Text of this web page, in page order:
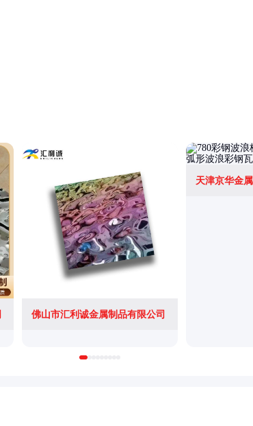
佛山市汇利诚金属制品有限公司
天津京华金